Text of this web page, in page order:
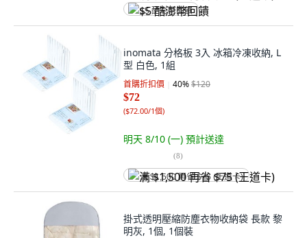
$5 酷澎幣回饋
inomata 分格板 3入 冰箱冷凍收納, L
型 白色, 1組
首購折扣價 40%$120
$72
($72.00/1個)
明天 8/10 (一) 預計送達
(8)
满 $1,500 再省 $75 (王道卡)
掛式透明壓縮防塵衣物收納袋 長款 黎
明灰, 1個, 1個裝